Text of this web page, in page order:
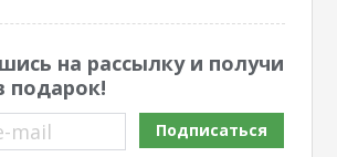
на рассылку и получи
подарок!
mail
Подписаться